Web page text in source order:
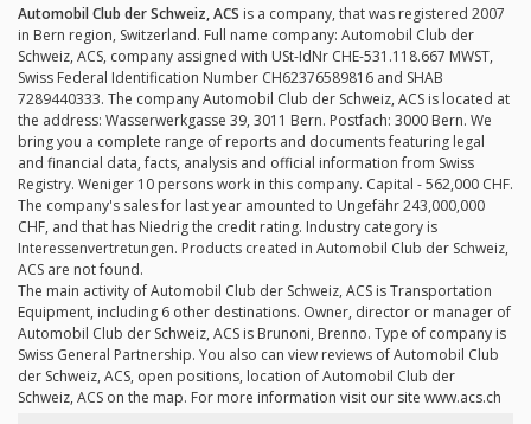
Automobil Club der Schweiz, ACS is a company, that was registered 2007
in Bern region, Switzerland. Full name company: Automobil Club der
Schweiz, ACS, company assigned with USt-IdNr CHE-531.118.667 MWST,
Swiss Federal Identification Number CH62376589816 and SHAB
7289440333. The company Automobil Club der Schweiz, ACS is located at
the address: Wasserwerkgasse 39, 3011 Bern. Postfach: 3000 Bern. We
bring you a complete range of reports and documents featuring legal
and financial data, facts, analysis and official information from Swiss
Registry. Weniger 10 persons work in this company. Capital - 562,000 CHF.
The company's sales for last year amounted to Ungefähr 243,000,000
CHF, and that has Niedrig the credit rating. Industry category is
Interessenvertretungen. Products created in Automobil Club der Schweiz,
ACS are not found.
The main activity of Automobil Club der Schweiz, ACS is Transportation
Equipment, including 6 other destinations. Owner, director or manager of
Automobil Club der Schweiz, ACS is Brunoni, Brenno. Type of company is
Swiss General Partnership. You also can view reviews of Automobil Club
der Schweiz, ACS, open positions, location of Automobil Club der
Schweiz, ACS on the map. For more information visit our site www.acs.ch